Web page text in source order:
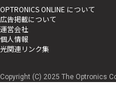
OPTRONICS ONLINE について
広告掲載について
運営会社
個人情報
光関連リンク集
Copyright (C) 2025 The Optronics